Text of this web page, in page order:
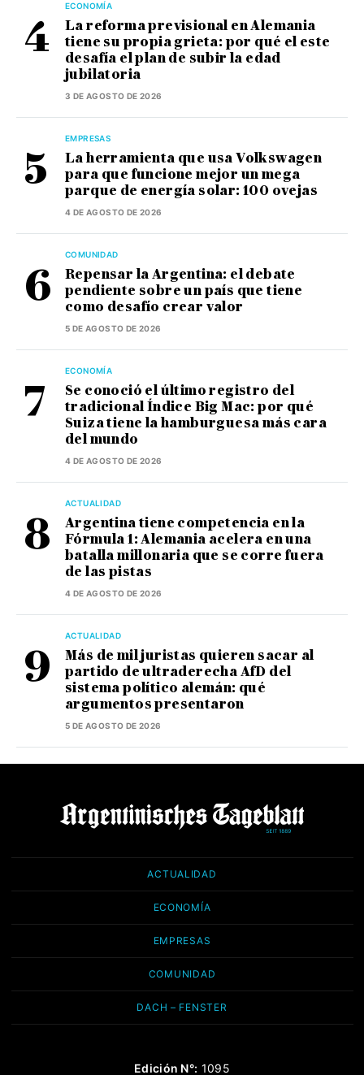
ECONOMÍA
La reforma previsional en Alemania
tiene su propia grieta: por qué el este
desafía el plan de subir la edad
jubilatoria
3 DE AGOSTO DE 2026
EMPRESAS
La herramienta que usa Volkswagen
para que funcione mejor un mega
parque de energía solar: 100 ovejas
4 DE AGOSTO DE 2026
COMUNIDAD
Repensar la Argentina: el debate
pendiente sobre un país que tiene
como desafío crear valor
5 DE AGOSTO DE 2026
ECONOMÍA
Se conoció el último registro del
tradicional Índice Big Mac: por qué
Suiza tiene la hamburguesa más cara
del mundo
4 DE AGOSTO DE 2026
ACTUALIDAD
Argentina tiene competencia en la
Fórmula 1: Alemania acelera en una
batalla millonaria que se corre fuera
de las pistas
4 DE AGOSTO DE 2026
ACTUALIDAD
Más de mil juristas quieren sacar al
partido de ultraderecha AfD del
sistema político alemán: qué
argumentos presentaron
5 DE AGOSTO DE 2026
ACTUALIDAD
ECONOMÍA
EMPRESAS
COMUNIDAD
DACH – FENSTER
Edición N°: 1095